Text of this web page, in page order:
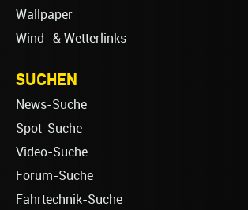
Wallpaper
Wind- & Wetterlinks
SUCHEN
News-Suche
Spot-Suche
Video-Suche
Forum-Suche
Fahrtechnik-Suche